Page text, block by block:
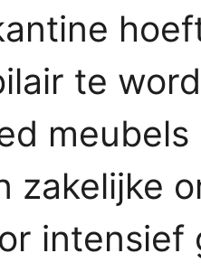
te
zakelijke